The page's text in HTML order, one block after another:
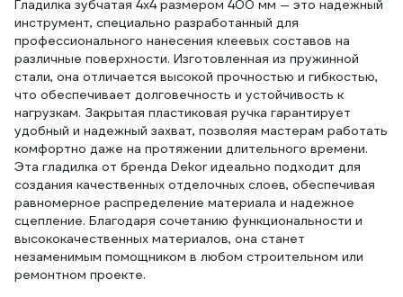
Гладилка зубчатая 4х4 размером 400 мм — это надежный
инструмент, специально разработанный для
профессионального нанесения клеевых составов на
различные поверхности. Изготовленная из пружинной
стали, она отличается высокой прочностью и гибкостью,
что обеспечивает долговечность и устойчивость к
нагрузкам. Закрытая пластиковая ручка гарантирует
удобный и надежный захват, позволяя мастерам работать
комфортно даже на протяжении длительного времени.
Эта гладилка от бренда Dekor идеально подходит для
создания качественных отделочных слоев, обеспечивая
равномерное распределение материала и надежное
сцепление. Благодаря сочетанию функциональности и
высококачественных материалов, она станет
незаменимым помощником в любом строительном или
ремонтном проекте.